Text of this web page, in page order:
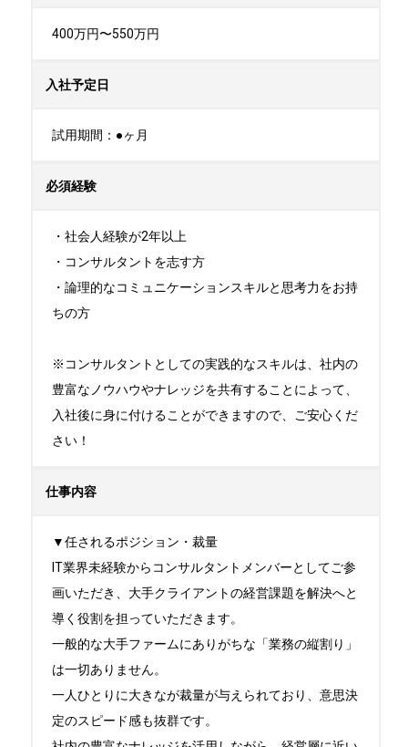
400万円〜550万円
入社予定日
試用期間：●ヶ月
必須経験
・社会人経験が2年以上
・コンサルタントを志す方
・論理的なコミュニケーションスキルと思考力をお持
ちの方
※コンサルタントとしての実践的なスキルは、社内の
豊富なノウハウやナレッジを共有することによって、
入社後に身に付けることができますので、ご安心くだ
さい！
仕事内容
▼任されるポジション・裁量
IT業界未経験からコンサルタントメンバーとしてご参
画いただき、大手クライアントの経営課題を解決へと
導く役割を担っていただきます。
一般的な大手ファームにありがちな「業務の縦割り」
は一切ありません。
一人ひとりに大きなが裁量が与えられており、意思決
定のスピード感も抜群です。